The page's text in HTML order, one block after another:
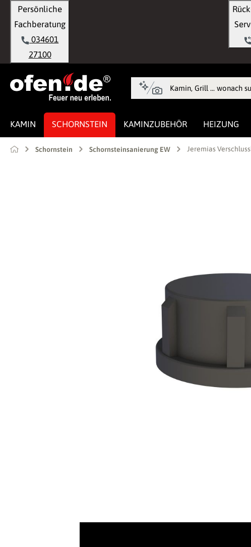
Zur Hauptnavigation springen
Persönliche
Fachberatung
034601
27100
KAMIN SCHORNSTEIN KAMINZUBEHÖR HEIZUNG
Schornstein Schornsteinsanierung EW Jeremias